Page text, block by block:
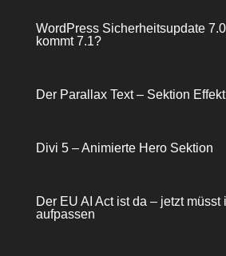
WordPress Sicherheitsupdate
kommt 7.1?
Der Parallax Text – Sektion Effekt
Divi 5 – Animierte Hero Sektion
Der EU AI Act ist da – jetzt müsst
aufpassen